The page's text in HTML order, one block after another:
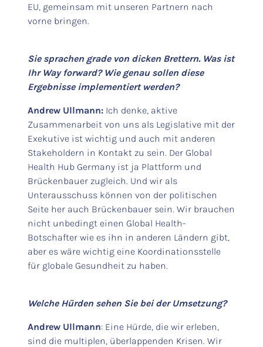
EU, gemeinsam mit unseren Partnern nach
vorne bringen.
Sie sprachen grade von dicken Brettern. Was ist
Ihr Way forward? Wie genau sollen diese
Ergebnisse implementiert werden?
Andrew Ullmann: Ich denke, aktive
Zusammenarbeit von uns als Legislative mit der
Exekutive ist wichtig und auch mit anderen
Stakeholdern in Kontakt zu sein. Der Global
Health Hub Germany ist ja Plattform und
Brückenbauer zugleich. Und wir als
Unterausschuss können von der politischen
Seite her auch Brückenbauer sein. Wir brauchen
nicht unbedingt einen Global Health-
Botschafter wie es ihn in anderen Ländern gibt,
aber es wäre wichtig eine Koordinationsstelle
für globale Gesundheit zu haben.
Welche Hürden sehen Sie bei der Umsetzung?
Andrew Ullmann: Eine Hürde, die wir erleben,
sind die multiplen, überlappenden Krisen. Wir